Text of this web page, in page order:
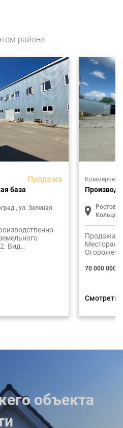
районе
Продажа
база
, ул. Зеленая
Вид
Продажа
общей
70 000 000 ₽
Смотреть
объекта